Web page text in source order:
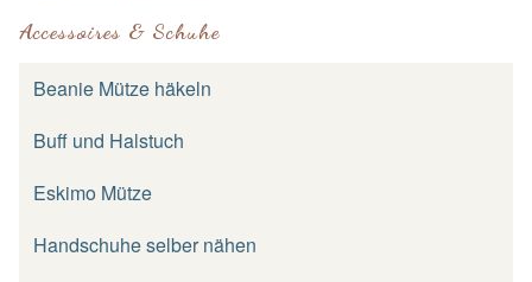
Accessoires & Schuhe
Beanie Mütze häkeln
Buff und Halstuch
Eskimo Mütze
Handschuhe selber nähen